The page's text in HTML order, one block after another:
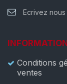
Ecrivez nous
Conditions
ventes